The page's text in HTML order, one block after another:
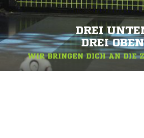
DREI
DREI
WIR BRINGEN DICH AN DIE